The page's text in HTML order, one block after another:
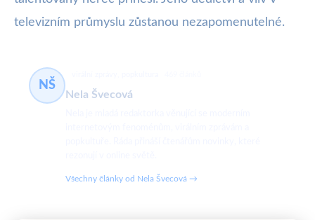
televizním průmyslu zůstanou nezapomenutelné.
NŠ
Nela Švecová
Všechny články od Nela Švecová →